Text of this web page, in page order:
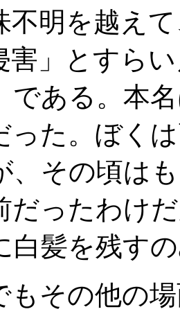
不明を越え
害」とすら
である。本
った。ぼく
、その頃は
だったわけ
白髪を残す
その他の